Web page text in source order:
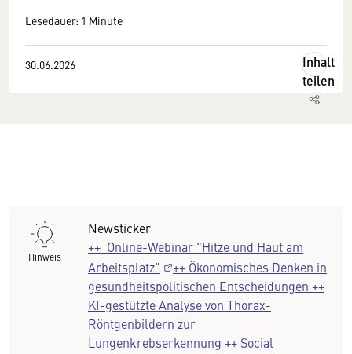
Lesedauer: 1 Minute
30.06.2026
Inhalt
teilen
Hinweis
Newsticker
++ Online-Webinar "Hitze und Haut am
Arbeitsplatz”
++ Ökonomisches Denken in
gesundheitspolitischen Entscheidungen ++
KI-gestützte Analyse von Thorax-
Röntgenbildern zur
Lungenkrebserkennung ++ Social